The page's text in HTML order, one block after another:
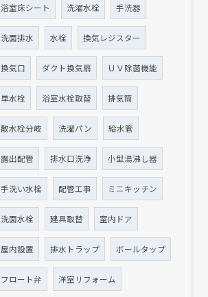
浴室床シート 洗濯水栓 手洗器
洗面排水 水栓 換気レジスター
換気口 ダクト換気扇 ＵＶ除菌機能
単水栓 浴室水栓取替 排気筒
散水栓分岐 洗濯パン 給水管
露出配管 排水口洗浄 小型湯沸し器
手洗い水栓 配管工事 ミニキッチン
洗面水栓 建具取替 室内ドア
屋内設置 排水トラップ ボールタップ
フロート弁 洋室リフォーム